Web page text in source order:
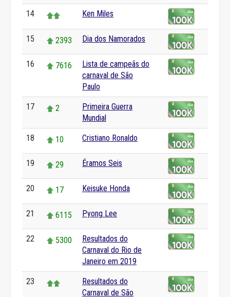
14 Ken Miles
15 2393 Dia dos Namorados
16 7616
Lista de campeãs do
carnaval de São
Paulo
17 2
Primeira Guerra
Mundial
18 10 Cristiano Ronaldo
19 29 Éramos Seis
20 17 Keisuke Honda
21 6115 Pyong Lee
22 5300
Resultados do
Carnaval do Rio de
Janeiro em 2019
23
Resultados do
Carnaval de São